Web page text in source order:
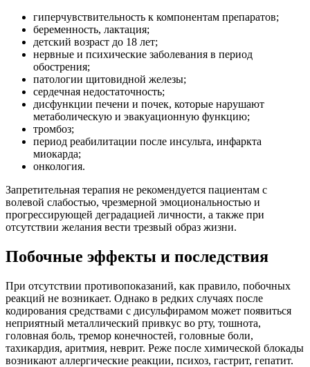
гиперчувствительность к компонентам препаратов;
беременность, лактация;
детский возраст до 18 лет;
нервные и психические заболевания в период
обострения;
патологии щитовидной железы;
сердечная недостаточность;
дисфункции печени и почек, которые нарушают
метаболическую и эвакуационную функцию;
тромбоз;
период реабилитации после инсульта, инфаркта
миокарда;
онкология.
Запретительная терапия не рекомендуется пациентам с
волевой слабостью, чрезмерной эмоциональностью и
прогрессирующей деградацией личности, а также при
отсутствии желания вести трезвый образ жизни.
Побочные эффекты и последствия
При отсутствии противопоказаний, как правило, побочных
реакций не возникает. Однако в редких случаях после
кодирования средствами с дисульфирамом может появиться
неприятный металлический привкус во рту, тошнота,
головная боль, тремор конечностей, головные боли,
тахикардия, аритмия, неврит. Реже после химической блокады
возникают аллергические реакции, психоз, гастрит, гепатит.